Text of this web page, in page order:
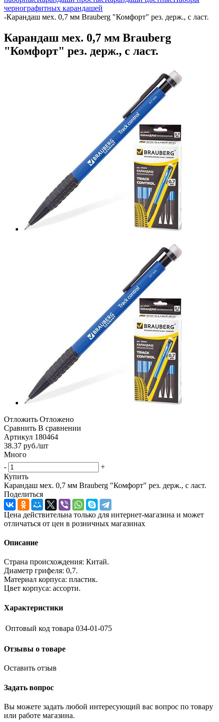
чернографитных карандашей
-Карандаш мех. 0,7 мм Brauberg "Комфорт" рез. держ., с ласт.
Карандаш мех. 0,7 мм Brauberg
"Комфорт" рез. держ., с ласт.
Отложить Отложено
Сравнить В сравнении
Артикул 180464
38.37 руб./шт
Много
-
+
Купить
Карандаш мех. 0,7 мм Brauberg "Комфорт" рез. держ., с ласт.
Поделиться
Цена действительна только для интернет-магазина и может
отличаться от цен в розничных магазинах
Описание
Страна происхождения: Китай.
Диаметр грифеля: 0,7.
Материал корпуса: пластик.
Цвет корпуса: ассорти.
Характеристики
Оптовый код товара 034-01-075
Отзывы о товаре
Оставить отзыв
Задать вопрос
Вы можете задать любой интересующий вас вопрос по товару
или работе магазина.